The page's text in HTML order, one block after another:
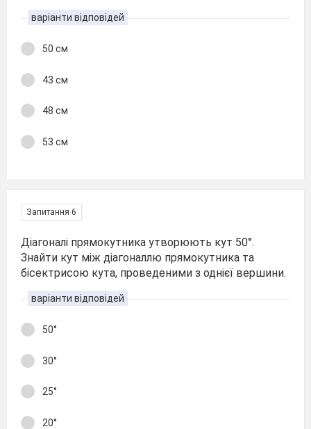
варіанти відповідей
50 см
43 см
48 см
53 см
Запитання 6
Діагоналі прямокутника утворюють кут 50°.
Знайти кут між діагоналлю прямокутника та
бісектрисою кута, проведеними з однієї вершини.
варіанти відповідей
50°
30°
25°
20°